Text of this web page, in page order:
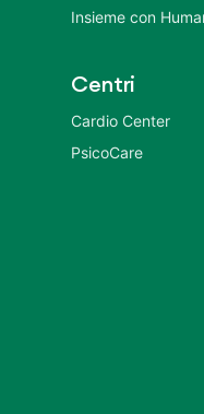
Insieme con
Centri
Cardio Center
PsicoCare